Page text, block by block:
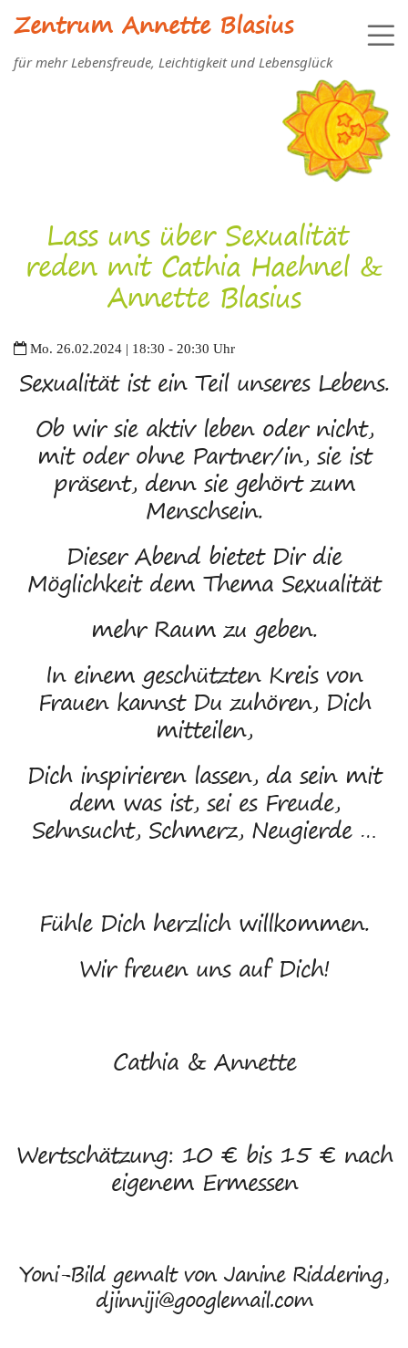
Zentrum Annette Blasius
für mehr Lebensfreude, Leichtigkeit und Lebensglück
Lass uns über Sexualität
reden mit Cathia Haehnel &
Annette Blasius
Mo. 26.02.2024 | 18:30 - 20:30 Uhr
Sexualität ist ein Teil unseres Lebens.
Ob wir sie aktiv leben oder nicht,
mit oder ohne Partner/in, sie ist
präsent, denn sie gehört zum
Menschsein.
Dieser Abend bietet Dir die
Möglichkeit dem Thema Sexualität
mehr Raum zu geben.
In einem geschützten Kreis von
Frauen kannst Du zuhören, Dich
mitteilen,
Dich inspirieren lassen, da sein mit
dem was ist, sei es Freude,
Sehnsucht, Schmerz, Neugierde …
Fühle Dich herzlich willkommen.
Wir freuen uns auf Dich!
Cathia & Annette
Wertschätzung: 10 € bis 15 € nach
eigenem Ermessen
Yoni-Bild gemalt von Janine Riddering,
djinniji@googlemail.com